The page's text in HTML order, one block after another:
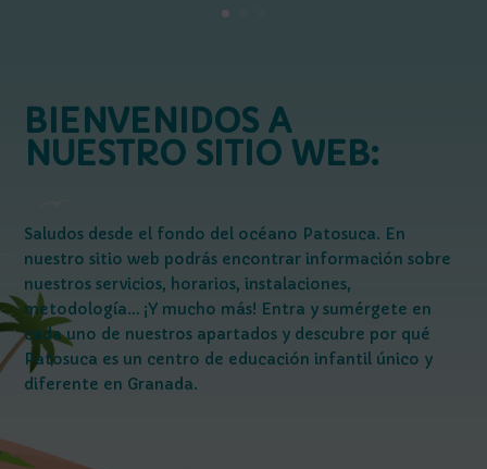
BIENVENIDOS A
NUESTRO SITIO WEB:
Saludos desde el fondo del océano Patosuca. En
nuestro sitio web podrás encontrar información sobre
nuestros servicios, horarios, instalaciones,
metodología… ¡Y mucho más! Entra y sumérgete en
cada uno de nuestros apartados y descubre por qué
Patosuca es un centro de educación infantil único y
diferente en Granada.